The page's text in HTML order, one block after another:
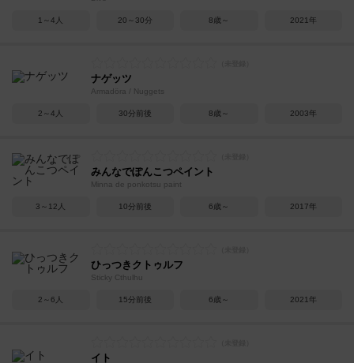
1～4人 20～30分 8歳～ 2021年
ナゲッツ
Armadöra / Nuggets
2～4人 30分前後 8歳～ 2003年
みんなでぽんこつペイント
Minna de ponkotsu paint
3～12人 10分前後 6歳～ 2017年
ひっつきクトゥルフ
Sticky Cthulhu
2～6人 15分前後 6歳～ 2021年
イト